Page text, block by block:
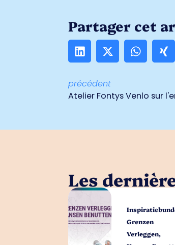
Partager cet
précédent
Atelier Fontys Venlo sur
Les
Grenzen
Verleggen,